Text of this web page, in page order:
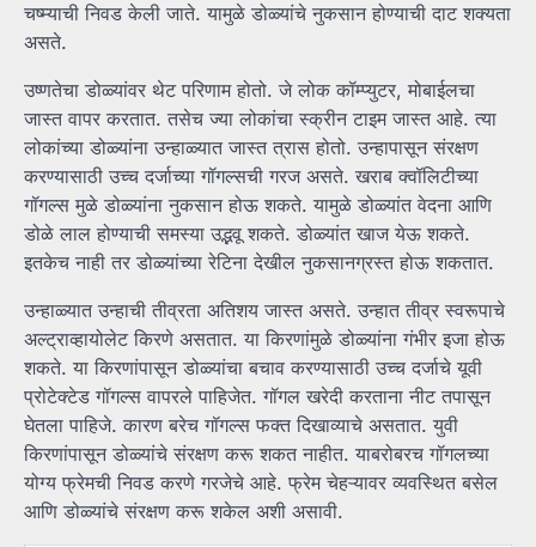
चष्म्याची निवड केली जाते. यामुळे डोळ्यांचे नुकसान होण्याची दाट शक्यता
असते.
उष्णतेचा डोळ्यांवर थेट परिणाम होतो. जे लोक कॉम्प्युटर, मोबाईलचा
जास्त वापर करतात. तसेच ज्या लोकांचा स्क्रीन टाइम जास्त आहे. त्या
लोकांच्या डोळ्यांना उन्हाळ्यात जास्त त्रास होतो. उन्हापासून संरक्षण
करण्यासाठी उच्च दर्जाच्या गॉगल्सची गरज असते. खराब क्वॉलिटीच्या
गॉगल्स मुळे डोळ्यांना नुकसान होऊ शकते. यामुळे डोळ्यांत वेदना आणि
डोळे लाल होण्याची समस्या उद्भवू शकते. डोळ्यांत खाज येऊ शकते.
इतकेच नाही तर डोळ्यांच्या रेटिना देखील नुकसानग्रस्त होऊ शकतात.
उन्हाळ्यात उन्हाची तीव्रता अतिशय जास्त असते. उन्हात तीव्र स्वरूपाचे
अल्ट्राव्हायोलेट किरणे असतात. या किरणांमुळे डोळ्यांना गंभीर इजा होऊ
शकते. या किरणांपासून डोळ्यांचा बचाव करण्यासाठी उच्च दर्जाचे यूवी
प्रोटेक्टेड गॉगल्स वापरले पाहिजेत. गॉगल खरेदी करताना नीट तपासून
घेतला पाहिजे. कारण बरेच गॉगल्स फक्त दिखाव्याचे असतात. युवी
किरणांपासून डोळ्यांचे संरक्षण करू शकत नाहीत. याबरोबरच गॉगलच्या
योग्य फ्रेमची निवड करणे गरजेचे आहे. फ्रेम चेहऱ्यावर व्यवस्थित बसेल
आणि डोळ्यांचे संरक्षण करू शकेल अशी असावी.